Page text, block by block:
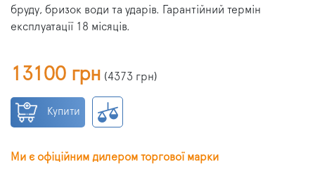
бруду, бризок води та ударів. Гарантійний термін
експлуатації 18 місяців.
13100 грн (4373 грн)
Купити
Ми є офіційним дилером торгової марки